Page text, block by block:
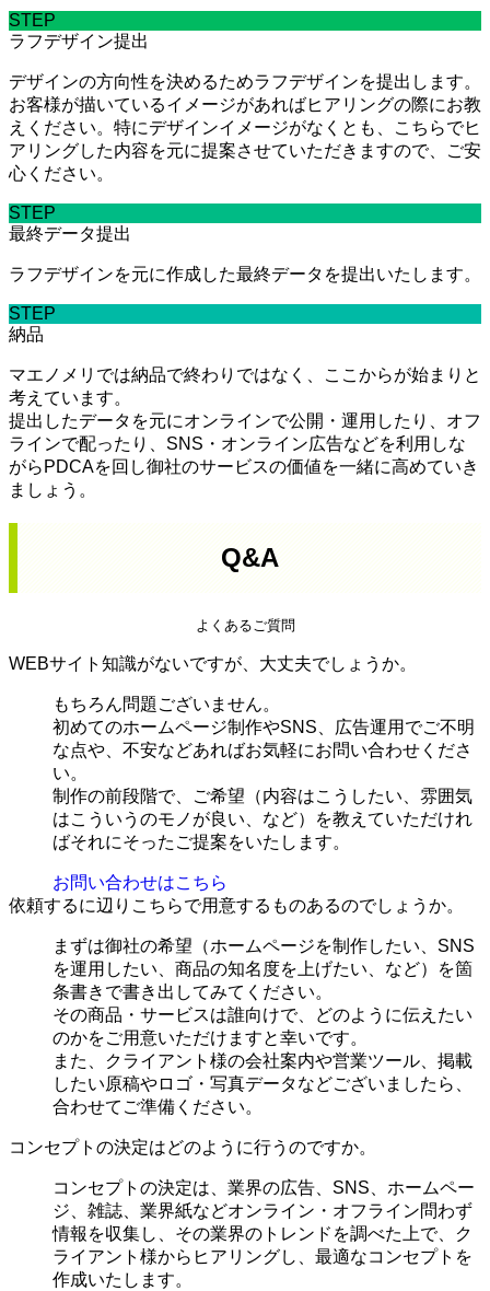
STEP
ラフデザイン提出
デザインの方向性を決めるためラフデザインを提出します。
お客様が描いているイメージがあればヒアリングの際にお教
えください。特にデザインイメージがなくとも、こちらでヒ
アリングした内容を元に提案させていただきますので、ご安
心ください。
STEP
最終データ提出
ラフデザインを元に作成した最終データを提出いたします。
STEP
納品
マエノメリでは納品で終わりではなく、ここからが始まりと
考えています。
提出したデータを元にオンラインで公開・運用したり、オフ
ラインで配ったり、SNS・オンライン広告などを利用しな
がらPDCAを回し御社のサービスの価値を一緒に高めていき
ましょう。
Q&A
よくあるご質問
WEBサイト知識がないですが、大丈夫でしょうか。
もちろん問題ございません。
初めてのホームページ制作やSNS、広告運用でご不明
な点や、不安などあればお気軽にお問い合わせくださ
い。
制作の前段階で、ご希望（内容はこうしたい、雰囲気
はこういうのモノが良い、など）を教えていただけれ
ばそれにそったご提案をいたします。
お問い合わせはこちら
依頼するに辺りこちらで用意するものあるのでしょうか。
まずは御社の希望（ホームページを制作したい、SNS
を運用したい、商品の知名度を上げたい、など）を箇
条書きで書き出してみてください。
その商品・サービスは誰向けで、どのように伝えたい
のかをご用意いただけますと幸いです。
また、クライアント様の会社案内や営業ツール、掲載
したい原稿やロゴ・写真データなどございましたら、
合わせてご準備ください。
コンセプトの決定はどのように行うのですか。
コンセプトの決定は、業界の広告、SNS、ホームペー
ジ、雑誌、業界紙などオンライン・オフライン問わず
情報を収集し、その業界のトレンドを調べた上で、ク
ライアント様からヒアリングし、最適なコンセプトを
作成いたします。